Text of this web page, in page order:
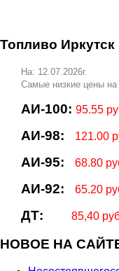
Топливо Иркутск
На: 12.07.2026г.
Самые низкие цены на
АИ-100: 95.55
АИ-98: 121.00
АИ-95: 68.80
АИ-92: 65.20
ДТ: 85,40
НОВОЕ НА